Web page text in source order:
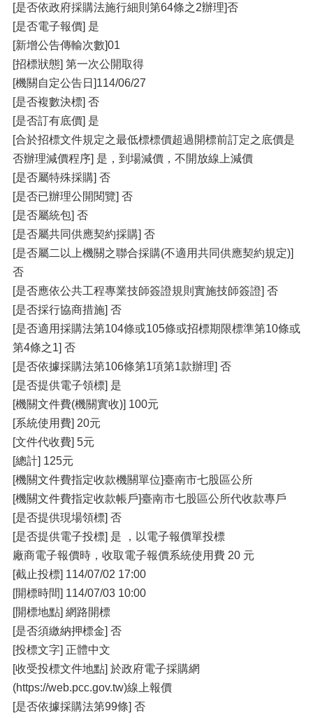
[是否依政府採購法施行細則第64條之2辦理]否
[是否電子報價] 是
[新增公告傳輸次數]01
[招標狀態] 第一次公開取得
[機關自定公告日]114/06/27
[是否複數決標] 否
[是否訂有底價] 是
[合於招標文件規定之最低標標價超過開標前訂定之底價是
否辦理減價程序] 是，到場減價，不開放線上減價
[是否屬特殊採購] 否
[是否已辦理公開閱覽] 否
[是否屬統包] 否
[是否屬共同供應契約採購] 否
[是否屬二以上機關之聯合採購(不適用共同供應契約規定)]
否
[是否應依公共工程專業技師簽證規則實施技師簽證] 否
[是否採行協商措施] 否
[是否適用採購法第104條或105條或招標期限標準第10條或
第4條之1] 否
[是否依據採購法第106條第1項第1款辦理] 否
[是否提供電子領標] 是
[機關文件費(機關實收)] 100元
[系統使用費] 20元
[文件代收費] 5元
[總計] 125元
[機關文件費指定收款機關單位]臺南市七股區公所
[機關文件費指定收款帳戶]臺南市七股區公所代收款專戶
[是否提供現場領標] 否
[是否提供電子投標] 是 ，以電子報價單投標
廠商電子報價時，收取電子報價系統使用費 20 元
[截止投標] 114/07/02 17:00
[開標時間] 114/07/03 10:00
[開標地點] 網路開標
[是否須繳納押標金] 否
[投標文字] 正體中文
[收受投標文件地點] 於政府電子採購網
(https://web.pcc.gov.tw)線上報價
[是否依據採購法第99條] 否